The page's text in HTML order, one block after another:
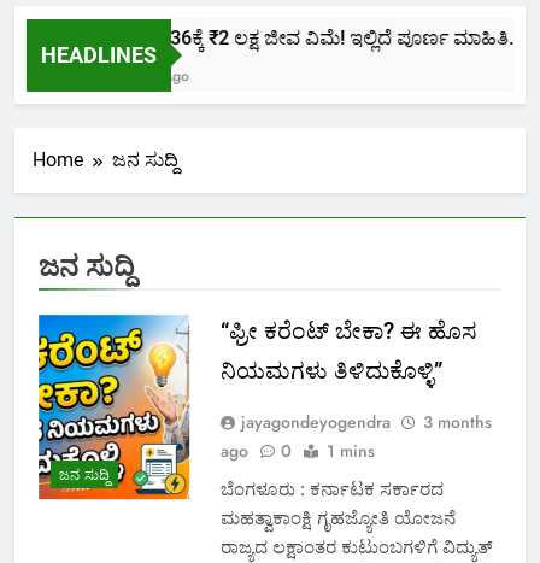
HEADLINES
ಕೇವಲ ₹436ಕ್ಕೆ ₹2 ಲಕ್ಷ ಜೀವ ವಿಮೆ! ಇಲ್ಲಿದೆ ಪೂರ್ಣ ಮಾಹಿತಿ.
Home ಜನ ಸುದ್ದಿ
ಜನ ಸುದ್ದಿ
ಜನ ಸುದ್ದಿ
“ಫ್ರೀ ಕರೆಂಟ್‌ ಬೇಕಾ? ಈ ಹೊಸ
ನಿಯಮಗಳು ತಿಳಿದುಕೊಳ್ಳಿ”
jayagondeyogendra
3 months
ago
0 1 mins
ಬೆಂಗಳೂರು : ಕರ್ನಾಟಕ ಸರ್ಕಾರದ
ಮಹತ್ವಾಕಾಂಕ್ಷಿ ಗೃಹಜ್ಯೋತಿ ಯೋಜನೆ
ರಾಜ್ಯದ ಲಕ್ಷಾಂತರ ಕುಟುಂಬಗಳಿಗೆ ವಿದ್ಯುತ್‌